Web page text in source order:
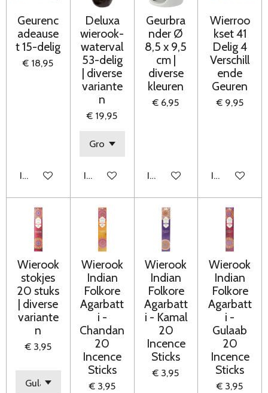
Geurenc
adeause
t 15-delig
€ 18,95
In winkelwagen
Deluxa
wierook-
waterval
53-delig
| diverse
variante
n
€ 19,95
In winkelwagen
Geurbra
nder Ø
8,5 x 9,5
cm |
diverse
kleuren
€ 6,95
In winkelwagen
Wierroo
kset 41
Delig 4
Verschill
ende
Geuren
€ 9,95
In
Wierook
stokjes
20 stuks
| diverse
variante
n
€ 3,95
Wierook
Indian
Folkore
Agarbatt
i -
Chandan
20
Incence
Sticks
€ 3,95
Wierook
Indian
Folkore
Agarbatt
i - Kamal
20
Incence
Sticks
€ 3,95
Wierook
Indian
Folkore
Agarbatt
i -
Gulaab
20
Incence
Sticks
€ 3,95